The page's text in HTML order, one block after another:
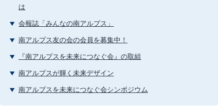
は
会報誌「みんなの南アルプス」
南アルプス友の会の会員を募集中！
『南アルプスを未来につなぐ会』の取組
南アルプスが輝く未来デザイン
南アルプスを未来につなぐ会シンポジウム